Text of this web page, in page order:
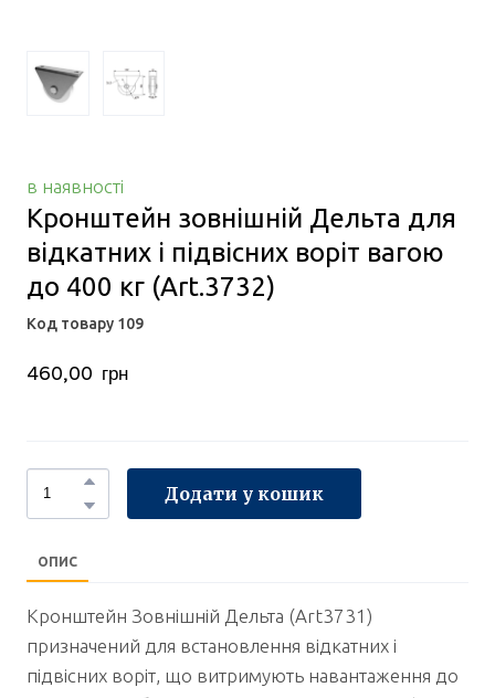
в наявності
Кронштейн зовнішній Дельта для
відкатних і підвісних воріт вагою
до 400 кг (Art.3732)
Код товару 109
460,00  грн
Додати у кошик
ОПИС
Кронштейн Зовнішній Дельта (Art3731)
призначений для встановлення відкатних і
підвісних воріт, що витримують навантаження до